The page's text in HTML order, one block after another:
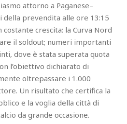
attorno a Paganese–
della prevendita alle ore 13:15
crescita: la Curva Nord
il soldout; numeri importanti
dove è stata superata quota
l’obiettivo dichiarato di
oltrepassare i 1.000
Un risultato che certifica la
e la voglia della città di
da grande occasione.